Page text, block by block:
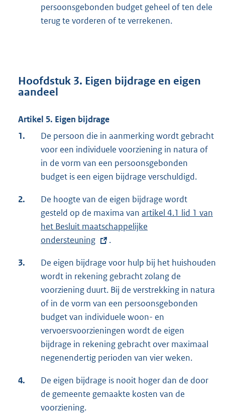
i
persoonsgebonden budget geheel of ten dele
terug te vorderen of te verrekenen.
Hoofdstuk 3. Eigen bijdrage en eigen
aandeel
Artikel 5. Eigen bijdrage
1.
De persoon die in aanmerking wordt gebracht
voor een individuele voorziening in natura of
in de vorm van een persoonsgebonden
budget is een eigen bijdrage verschuldigd.
2.
De hoogte van de eigen bijdrage wordt
gesteld op de maxima van E
x
r
n
e
l
i
n
k
:
artikel 4.1 lid 1 van
het Besluit maatschappelijke
ondersteuning
.
3.
De eigen bijdrage voor hulp bij het huishouden
wordt in rekening gebracht zolang de
voorziening duurt. Bij de verstrekking in natura
of in de vorm van een persoonsgebonden
budget van individuele woon- en
vervoersvoorzieningen wordt de eigen
bijdrage in rekening gebracht over maximaal
negenendertig perioden van vier weken.
4.
De eigen bijdrage is nooit hoger dan de door
de gemeente gemaakte kosten van de
voorziening.